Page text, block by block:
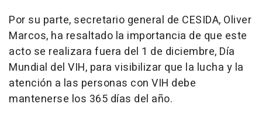
Por su parte, secretario general de CESIDA, Oliver
Marcos, ha resaltado la importancia de que este
acto se realizara fuera del 1 de diciembre, Día
Mundial del VIH, para visibilizar que la lucha y la
atención a las personas con VIH debe
mantenerse los 365 días del año.